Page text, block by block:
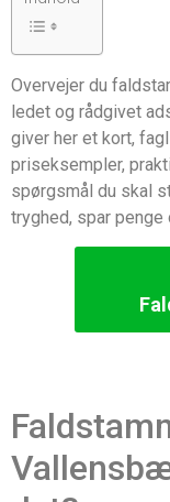
Overvejer du
ledet og rådgivet
giver her et kort,
priseksempler,
spørgsmål du skal
tryghed, spar penge